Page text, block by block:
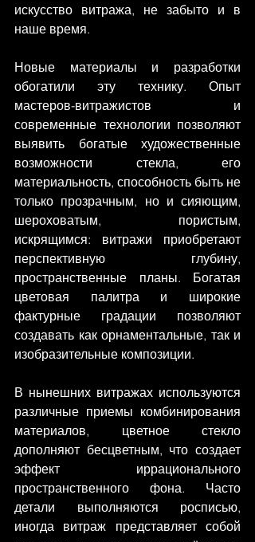
искусство витража, не забыто и в
наше время.
Новые материалы и разработки
обогатили эту технику. Опыт
мастеров-витражистов и
современные технологии позволяют
выявить богатые художественные
возможности стекла, его
материальность, способность быть не
только прозрачным, но и сияющим,
шероховатым, пористым,
искрящимся: витражи приобретают
перспективную глубину,
пространственные планы. Богатая
цветовая палитра и широкие
фактурные градации позволяют
создавать как орнаментальные, так и
изобразительные композиции.
В нынешних витражах используются
различные приемы комбинирования
материалов, цветное стекло
дополняют бесцветным, что создает
эффект иррационального
пространственного фона. Часто
детали выполняются росписью,